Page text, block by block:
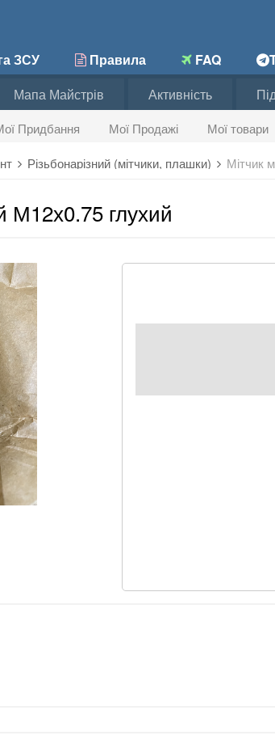
ЗСУ Правила FAQ
Придбання Мої Продажі Мої товари
Мапа Майстрів Активність
Різьбонарізний (мітчики, плашки) Мітчик
М12х0.75 глухий